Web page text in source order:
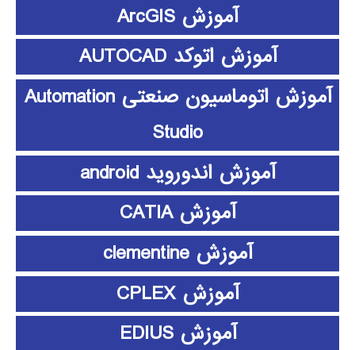
آموزش ArcGIS
آموزش اتوکد AUTOCAD
آموزش اتوماسیون صنعتی Automation
Studio
آموزش اندوروید android
آموزش CATIA
آموزش clementine
آموزش CPLEX
آموزش EDIUS